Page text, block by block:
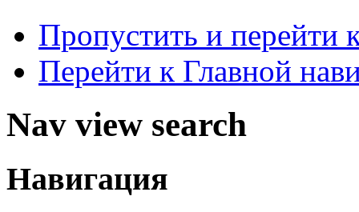
Пропустить и перейти
Перейти к Главной
Nav view search
Навигация